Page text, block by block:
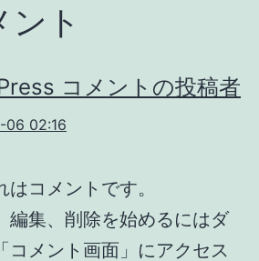
ント
コメントの投稿者
06 02:16
コメントです。
編集、削除を始めるにはダ
コメント画面」にアクセス